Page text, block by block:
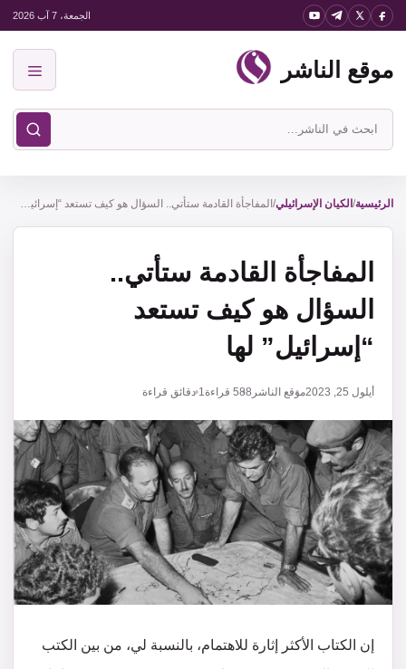
انتقل
المحتوى
الجمعة، 7 آب 2026
موقع الناشر
ابحث
في
الناشر
الرئيسية/ الكيان الإسرائيلي/ المفاجأة القادمة ستأتي.. السؤال هو كيف تستعد “إسرائيل” لها
المفاجأة القادمة ستأتي..
السؤال هو كيف تستعد
“إسرائيل” لها
أيلول 25, 2023 موقع الناشر 588 قراءة1 دقائق قراءة
إن الكتاب الأكثر إثارة للاهتمام، بالنسبة لي، من بين الكتب